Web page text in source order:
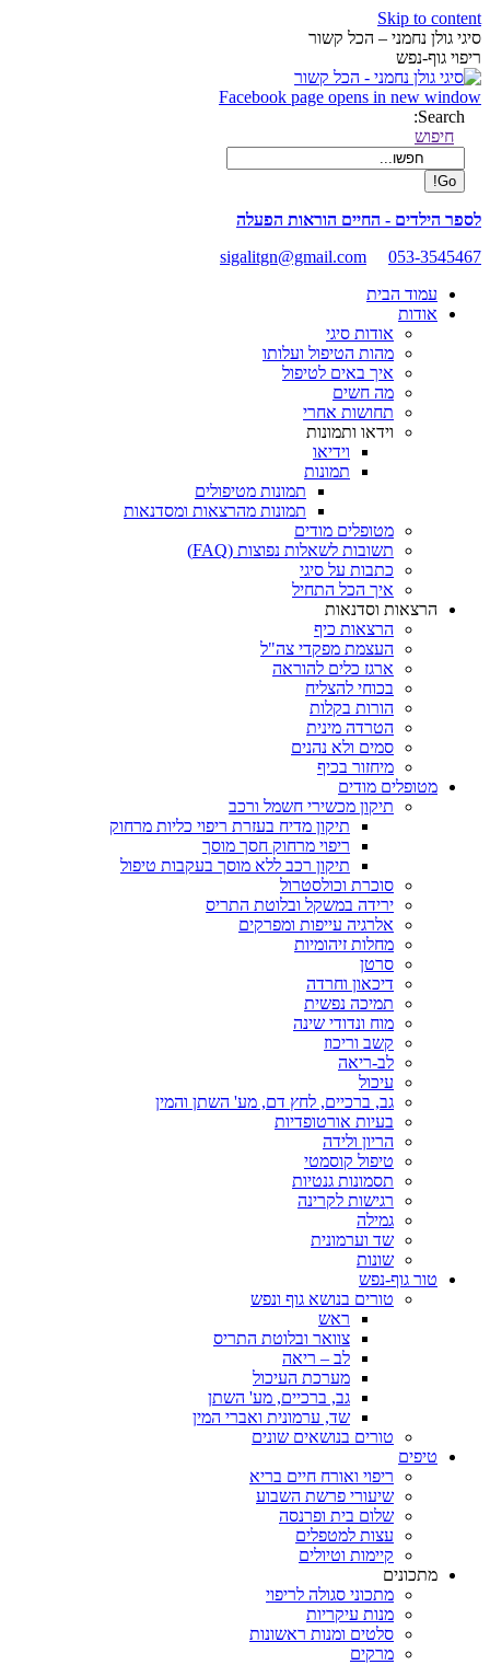
Skip to content
סיגי גולן נחמני – הכל קשור
ריפוי גוף-נפש
Facebook page opens in new window
Search:
חיפוש
לספר הילדים - החיים הוראות הפעלה
sigalitgn@gmail.com
053-3545467
עמוד הבית
אודות
אודות סיגי
מהות הטיפול ועלותו
איך באים לטיפול
מה חשים
תחושות אחרי
וידאו ותמונות
וידיאו
תמונות
תמונות מטיפולים
תמונות מהרצאות ומסדנאות
מטופלים מודים
תשובות לשאלות נפוצות (FAQ)
כתבות על סיגי
איך הכל התחיל
הרצאות וסדנאות
הרצאות כיף
העצמת מפקדי צה"ל
ארגז כלים להוראה
בכוחי להצליח
הורות בקלות
הטרדה מינית
סמים ולא נהנים
מיחזור בכיף
מטופלים מודים
תיקון מכשירי חשמל ורכב
תיקון מדיח בעזרת ריפוי כליות מרחוק
ריפוי מרחוק חסך מוסך
תיקון רכב ללא מוסך בעקבות טיפול
סוכרת וכולסטרול
ירידה במשקל ובלוטת התריס
אלרגיה עייפות ומפרקים
מחלות זיהומיות
סרטן
דיכאון וחרדה
תמיכה נפשית
מוח ונדודי שינה
קשב וריכוז
לב-ריאה
עיכול
גב, ברכיים, לחץ דם, מע' השתן והמין
בעיות אורטופדיות
הריון ולידה
טיפול קוסמטי
תסמונות גנטיות
רגישות לקרינה
גמילה
שד וערמונית
שונות
טור גוף-נפש
טורים בנושא גוף ונפש
ראש
צוואר ובלוטת התריס
לב – ריאה
מערכת העיכול
גב, ברכיים, מע' השתן
שד, ערמונית ואברי המין
טורים בנושאים שונים
טיפים
ריפוי ואורח חיים בריא
שיעורי פרשת השבוע
שלום בית ופרנסה
עצות למטפלים
קיימות וטיולים
מתכונים
מתכוני סגולה לריפוי
מנות עיקריות
סלטים ומנות ראשונות
מרקים